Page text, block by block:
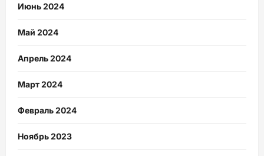
Июнь 2024
Май 2024
Апрель 2024
Март 2024
Февраль 2024
Ноябрь 2023